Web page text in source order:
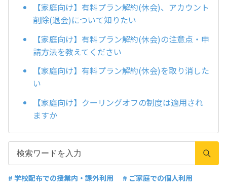
【家庭向け】有料プラン解約(休会)、アカウント
削除(退会)について知りたい
【家庭向け】有料プラン解約(休会)の注意点・申
請方法を教えてください
【家庭向け】有料プラン解約(休会)を取り消した
い
【家庭向け】クーリングオフの制度は適用され
ますか
# 学校配布での授業内・課外利用
# ご家庭での個人利用